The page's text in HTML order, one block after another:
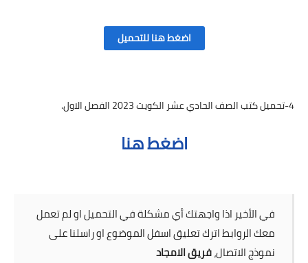
اضغط هنا للتحميل
4-تحميل كتب الصف الحادي عشر الكويت 2023 الفصل الاول.
اضغط هنا
في الأخير اذا واجهتك أي مشكلة في التحميل او لم تعمل
معك الروابط اترك تعليق اسفل الموضوع او راسلنا على
نموذج الاتصال،فريق الامجاد